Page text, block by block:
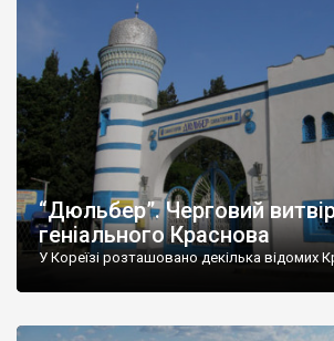
“Дюльбер”. Черговий
геніального Краснова
У Кореїзі розташовано декілька відомих